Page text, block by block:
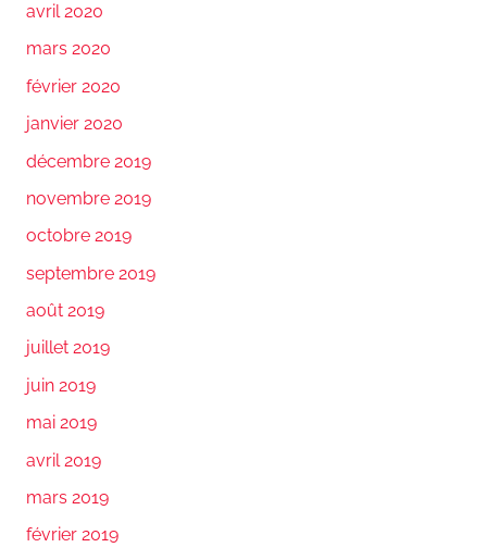
avril 2020
mars 2020
février 2020
janvier 2020
décembre 2019
novembre 2019
octobre 2019
septembre 2019
août 2019
juillet 2019
juin 2019
mai 2019
avril 2019
mars 2019
février 2019